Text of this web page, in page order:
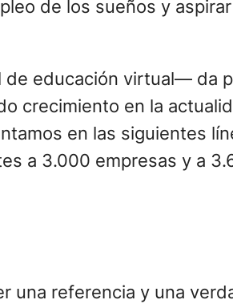
de los sueños y
educación virtual— da
crecimiento en la
en las siguientes
a 3.000 empresas y a
una referencia y una